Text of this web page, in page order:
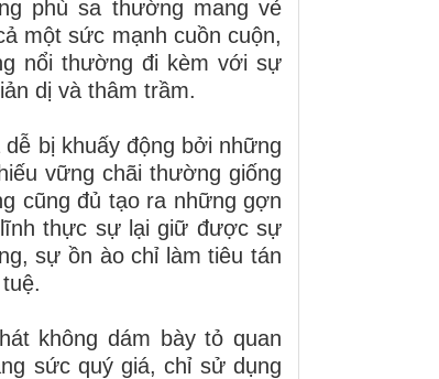
phù sa thường mang vẻ
một sức mạnh cuồn cuộn,
nổi thường đi kèm với sự
dị và thâm trầm.
bị khuấy động bởi những
vững chãi thường giống
cũng đủ tạo ra những gợn
thực sự lại giữ được sự
sự ồn ào chỉ làm tiêu tán
không dám bày tỏ quan
sức quý giá, chỉ sử dụng